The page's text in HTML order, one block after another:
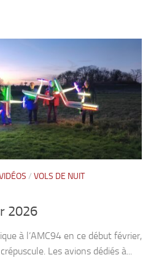
/ VOLS DE NUIT
2026
à l’AMC94 en ce début février,
Les avions dédiés à...